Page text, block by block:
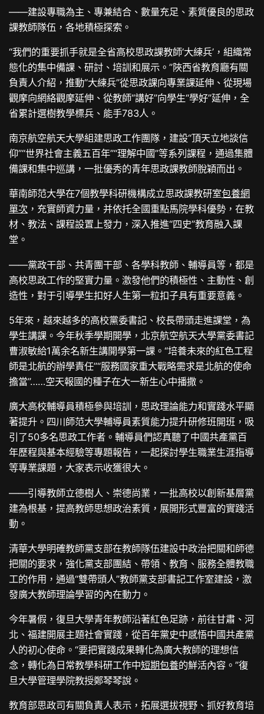
——建設專職為主、專兼結合、數量充足、素質優良的思政
課教師隊伍，各地積極探索。
“我們的重要抓手就是全省高校思政課教師‘大練兵’，組織常
態化的集中備課、研討、培訓和展示。”陜西省教育廳有關
負責人介紹，推動“大練兵”從思政課向專業課延伸、從現場
觀摩向網絡觀摩延伸、從教師“講好”向學生“學好”延伸，全
省累計選樹教學標兵、能手783人。
南京航空航天大學組建思政工作團隊，建設“頂天立地談信
仰”“世界社會主義五百年”“理解中國”等系列課程，通過集體
備課和集中巡講，一批優秀的青年思政課教師脫穎而出。
華南師范大學在7個教學科研機構成立思政課教研室包養網
單次 ，充實師資力量，并依托全國重點馬院學科優勢，在教
材、教法、課程設置上發力，深入推進“四史”教育融入課
堂。
——黨政干部、共青團干部、各學科教師、輔導員等，都是
高校思政工作的堅實力量。激發他們的積極性、主動性、創
造性，對于引導學生扣好人生第一粒扣子具有重要意義。
5年來，越來越多的高校黨委書記、校長帶頭走進課堂，為
學生講課。今年秋季學期開學，北京航空航天大學黨委書記
曹淑敏給1萬余名新生講開學第一課。“培養未來的紅色工程
師是北航的辦學責任”“服務國家重大戰略需求是北航的使命
擔當”……空天報國的種子在大一新生心中播撒。
廣大高校輔導員積極參與培訓，思政理論能力和實踐水平顯
著提升。四川師范大學輔導員素質能力提升研修班開班，吸
引了50多名思政工作者。輔導員們認真聽了中國共產黨百
年歷程與基本經驗等專題報告，一起探討學生職業生涯指導
等專業課題，大家表示收獲很大。
——引導教師立德樹人、崇德尚業，一批高校以創新基層黨
建為根基，提高教師思想政治素質，展開形式豐富的實踐活
動。
清華大學明確教師黨支部在教師隊伍建設中政治把關和師德
把關的要求，強化黨支部團結、帶領、教育、服務全體教職
工的作用，通過“雙帶頭人”教師黨支部書記工作室建設，激
發廣大教師理論學習的內在動力。
今年暑假，復旦大學青年教師沿著紅色足跡，前往甘肅、河
北、福建開展主題社會實踐，從百年黨史中感悟中國共產黨
人的初心使命。“要把實踐成果轉化為廣大教師的理想信
念，轉化為日常教學科研工作中短期包養的鮮活內容。”復
旦大學管理學院教授鄭琴琴說。
教育部思政司有關負責人表示，拓展選拔視野、抓好教育培